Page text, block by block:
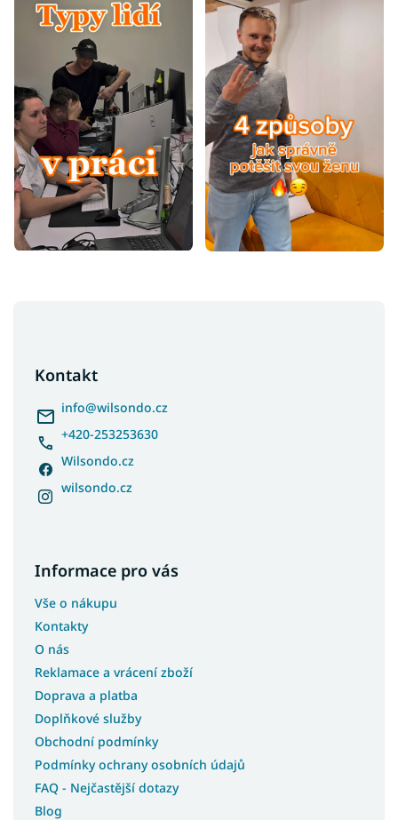
Kontakt
info@wilsondo.cz
+420-253253630
Wilsondo.cz
wilsondo.cz
Informace pro vás
Vše o nákupu
Kontakty
O nás
Reklamace a vrácení zboží
Doprava a platba
Doplňkové služby
Obchodní podmínky
Podmínky ochrany osobních údajů
FAQ - Nejčastější dotazy
Blog